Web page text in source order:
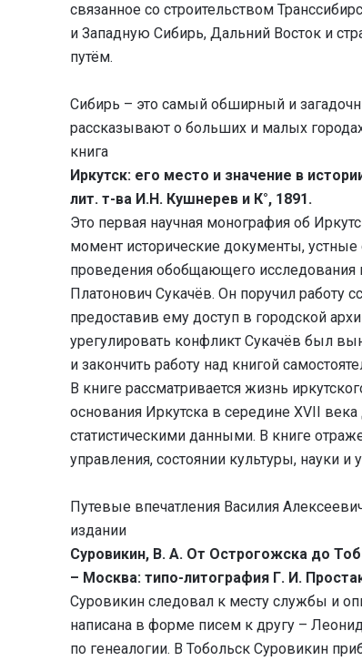
связанное со строительством
и Западную Сибирь, Дальний Восток и
путём.
Сибирь – это самый обширный и
рассказывают о больших и малых
книга
Иркутск: его место и значение в
лит. т-ва И.Н. Кушнерев и К°, 1891.
Это первая научная монография об
момент исторические документы,
проведения обобщающего исследования
Платонович Сукачёв. Он поручил
предоставив ему доступ в городской
урегулировать конфликт Сукачёв был
и закончить работу над книгой
В книге рассматривается жизнь
основания Иркутска в середине XVII
статистическими данными. В книге
управления, состоянии культуры, науки и
Путевые впечатления Василия
издании
Суровикин, В. А. От Острогожска до
– Москва: типо-литография Г. И.
Суровикин следовал к месту службы и
написана в форме писем к другу –
по генеалогии. В Тобольск Суровикин